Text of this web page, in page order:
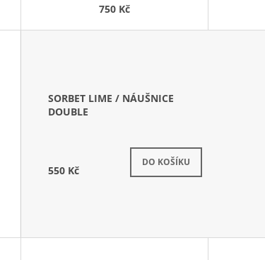
T
750 Kč
SORBET LIME / NÁUŠNICE
DOUBLE
550 Kč
DO KOŠÍKU